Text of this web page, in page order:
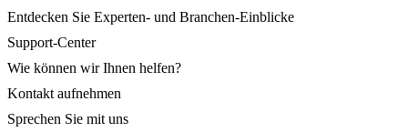
Entdecken Sie Experten- und Branchen-Einblicke
Support-Center
Wie können wir Ihnen helfen?
Kontakt aufnehmen
Sprechen Sie mit uns